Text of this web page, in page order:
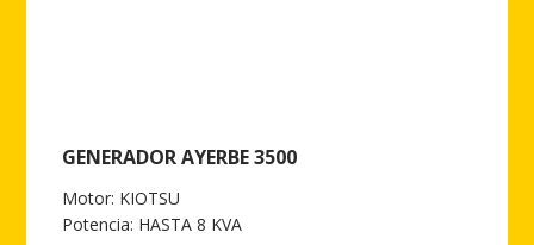
GENERADOR AYERBE 3500
Motor: KIOTSU
Potencia: HASTA 8 KVA